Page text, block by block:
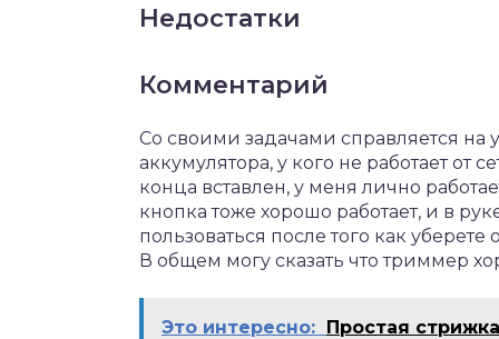
Недостатки
Комментарий
Со своими задачами справляется на
аккумулятора, у кого не работает от
конца вставлен, у меня лично
кнопка тоже хорошо работает, и в
пользоваться после того как
В общем могу сказать что триммер
Это интересно: Простая